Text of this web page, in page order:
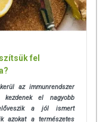
fel
az immunrendszer
kezdenek el nagyobb
előveszik a jól ismert
azokat a természetes